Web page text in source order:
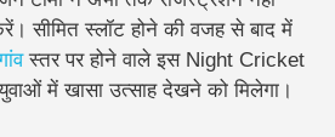
सीमित स्लॉट होने की वजह से बाद में
स्तर पर होने वाले इस Night Cricket
में खासा उत्साह देखने को मिलेगा।